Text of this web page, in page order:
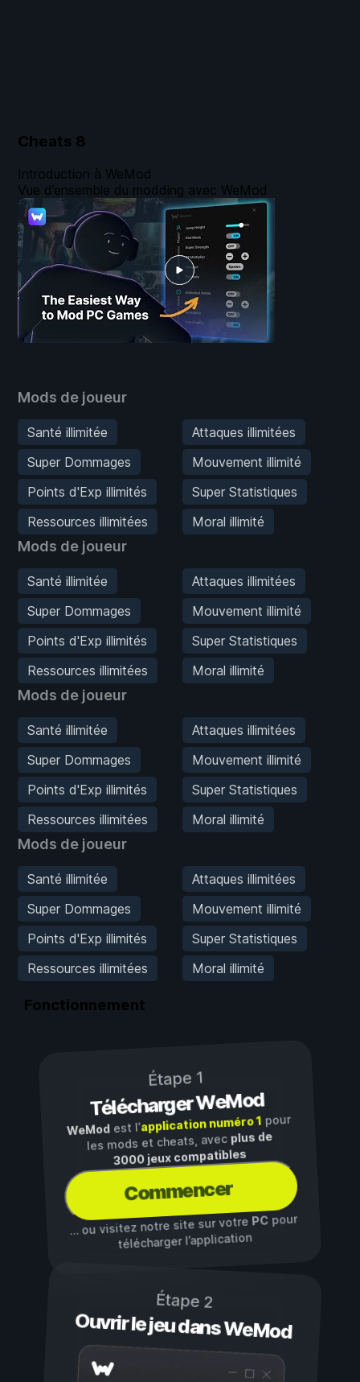
Cheats 8
Mods de joueur
Santé illimitée
Attaques illimitées
Super Dommages
Mouvement illimité
Points d'Exp illimités
Super Statistiques
Ressources illimitées
Moral illimité
Mods de joueur
Santé illimitée
Attaques illimitées
Super Dommages
Mouvement illimité
Points d'Exp illimités
Super Statistiques
Ressources illimitées
Moral illimité
Mods de joueur
Santé illimitée
Attaques illimitées
Super Dommages
Mouvement illimité
Points d'Exp illimités
Super Statistiques
Ressources illimitées
Moral illimité
Mods de joueur
Santé illimitée
Attaques illimitées
Super Dommages
Mouvement illimité
Points d'Exp illimités
Super Statistiques
Ressources illimitées
Moral illimité
Introduction à WeMod
Vue d’ensemble du modding avec WeMod
Fonctionnement
Étape 1
Télécharger WeMod
WeModest l’application numéro 1pour
les mods et cheats, avec plus de
3000 jeux compatibles
Commencer
… ou visitez notre site sur votre PCpour
télécharger l’application
Étape 2
Ouvrir le jeu dans WeMod